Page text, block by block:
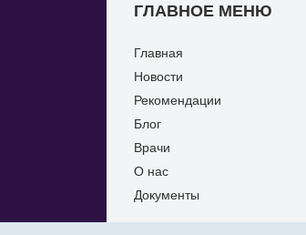
ГЛАВНОЕ МЕНЮ
Главная
Новости
Рекомендации
Блог
Врачи
О нас
Документы